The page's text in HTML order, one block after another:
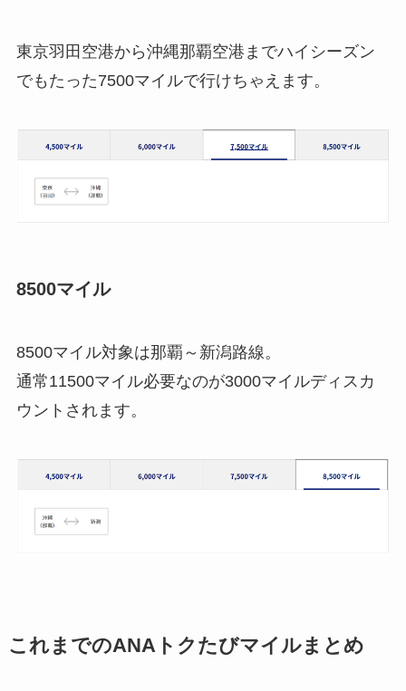
東京羽田空港から沖縄那覇空港までハイシーズン
でもたった7500マイルで行けちゃえます。
8500マイル
8500マイル対象は那覇～新潟路線。
通常11500マイル必要なのが3000マイルディスカ
ウントされます。
これまでのANAトクたびマイルまとめ